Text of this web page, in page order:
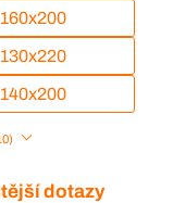
160x200
130x220
140x200
dotazy